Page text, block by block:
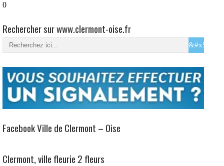
0
Rechercher sur www.clermont-oise.fr
Facebook Ville de Clermont – Oise
Clermont, ville fleurie 2 fleurs